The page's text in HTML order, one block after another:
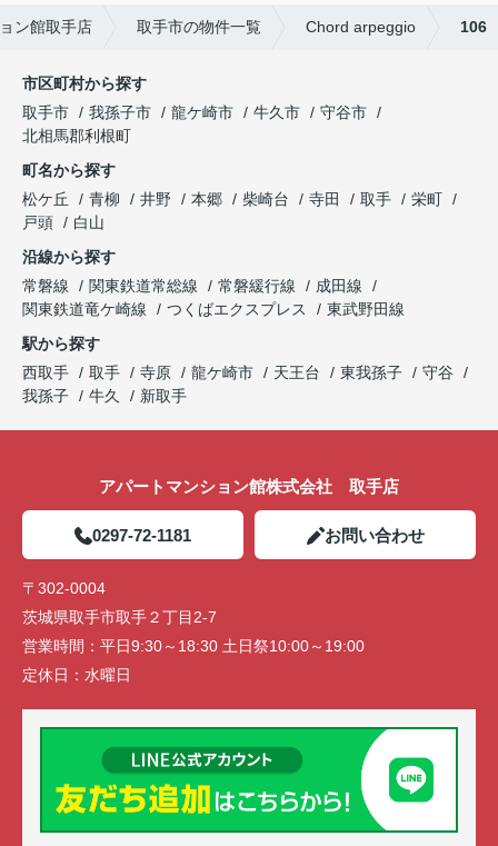
ン館取手店 取手市の物件一覧 Chord arpeggio 106
市区町村から探す
取手市
我孫子市 龍ケ崎市 牛久市
守谷市
北相馬郡利根町
町名から探す
松ケ丘
青柳 井野 本郷 柴崎台 寺田 取手
栄町
戸頭
白山
沿線から探す
常磐線
関東鉄道常総線 常磐緩行線
成田線
関東鉄道竜ケ崎線
つくばエクスプレス
東武野田線
駅から探す
西取手
取手 寺原 龍ケ崎市 天王台 東我孫子
守谷
我孫子
牛久 新取手
アパートマンション館株式会社 取手店
0297-72-1181 お問い合わせ
〒302-0004
茨城県取手市取手２丁目2-7
営業時間： 平日9:30～18:30 土日祭10:00～19:00
定休日： 水曜日